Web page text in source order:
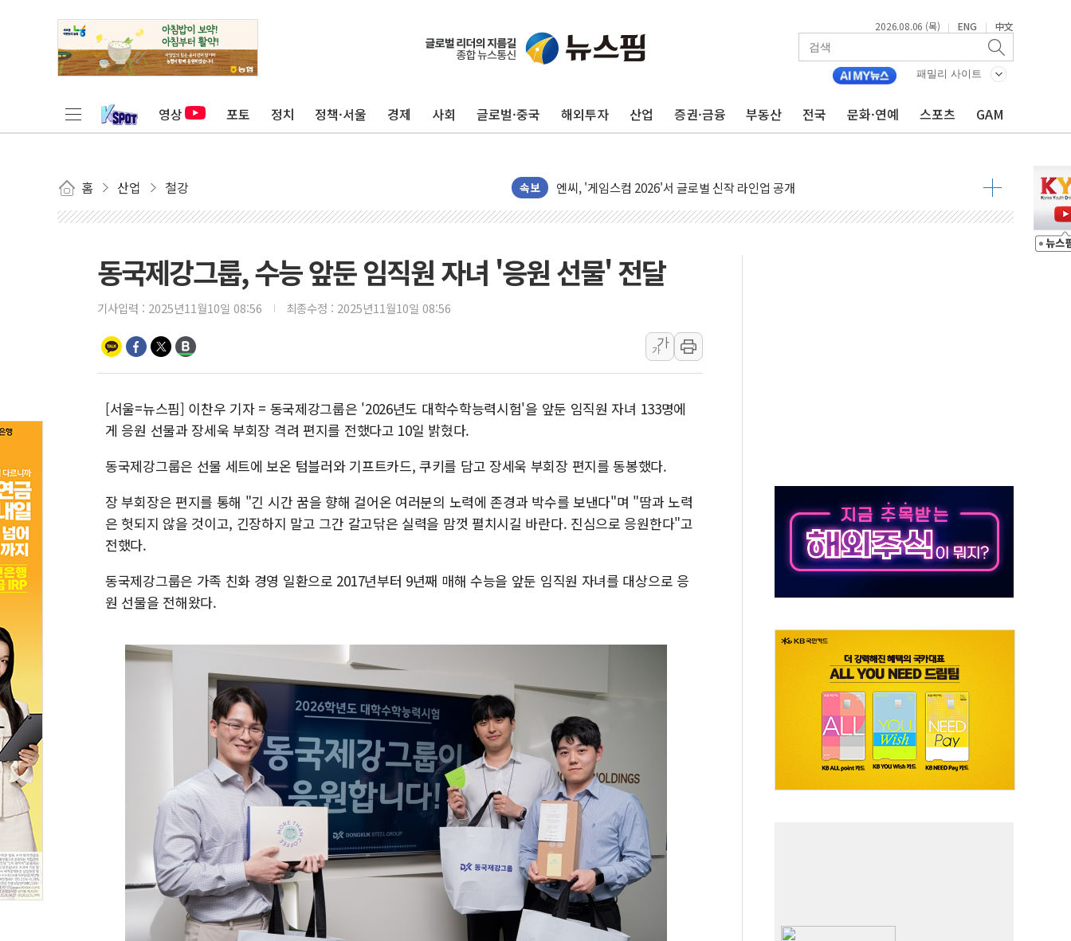
2026.08.06 (목) | ENG | 中文
패밀리 사이트
영상 포토 정치 정책·서울 경제 사회 글로벌·중국 해외투자 산업 증권·금융 부동산 전국 문화·연예 스포츠 GAM
홈 산업 철강 속보
피치 "韓 코스피 약세 장기화 시 주택수요 위축 우려"
법원, 한미 임주현 지분 100억 가압류 결정…4자 연합 균열 조짐
롯데백화점, '홈스타일링 페어'…리빙 최대 50% 할인
[AI 카드뉴스] 어린이집·유치원 비상! 수족구병이 다시 유행합니다.
[르포] 폭염 속 '자폭 드론' 첫 실사격…미 해병대, 한반도 지형서 FPV 공격훈련 공개
공정위 "국고채 PD 15곳, 관행 아닌 담합…76조2000억 입찰 영향"
정부, 한화오션·에코프로비엠 등 '슈퍼을' 5곳 선정...소부장 핵심기업 추가 육성
국표원, 해외직구 물놀이기구·유아용품 등 94개 제품 안전기준 '부적합'
쉐이크쉑, 남양주 현대아울렛에 '다산점' 열어
'달라진 임신·출산·육아 지원 한눈에'…인사처, 공무원 인사제도 안내서 발간
소방청, 전국 시·도 구급과장 회의…중증환자 이송체계 전국 확대 점검
정청래 "2차 TV토론으로 게임 끝…김민석, 신천지 허위신고에 배신 사과 안 해"
윤상현, 사관학교 통합 비판…"국방개혁은 정치적 감정 따라 추진해선 안 돼"
펄어비스, 붉은사막 영상 콘테스트 '비욘드 디 어비스' 수상작 발표
현대리바트, '2026 코리아빌드위크' 참가…리모델링 상담 제공
동국제강그룹, 수능 앞둔 임직원 자녀 '응원 선물' 전달
기사입력 : 2025년11월10일 08:56 최종수정 : 2025년11월10일 08:56
가
가
[서울=뉴스핌] 이찬우 기자 = 동국제강그룹은 '2026년도 대학수학능력시험'을 앞둔 임직원 자녀 133명에
게 응원 선물과 장세욱 부회장 격려 편지를 전했다고 10일 밝혔다.
동국제강그룹은 선물 세트에 보온 텀블러와 기프트카드, 쿠키를 담고 장세욱 부회장 편지를 동봉했다.
장 부회장은 편지를 통해 "긴 시간 꿈을 향해 걸어온 여러분의 노력에 존경과 박수를 보낸다"며 "땀과 노력
은 헛되지 않을 것이고, 긴장하지 말고 그간 갈고닦은 실력을 맘껏 펼치시길 바란다. 진심으로 응원한다"고
전했다.
동국제강그룹은 가족 친화 경영 일환으로 2017년부터 9년째 매해 수능을 앞둔 임직원 자녀를 대상으로 응
원 선물을 전해왔다.